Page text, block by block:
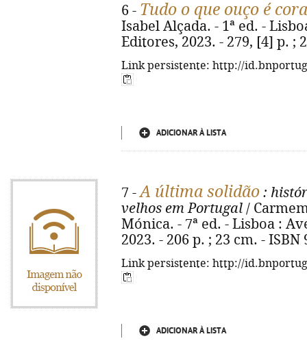
6 - Tudo o que ouço é
Isabel Alçada. - 1ª ed. -
Editores, 2023. - 279, [4] p. ;
Link persistente: http://
ADICIONAR À LISTA
7 -A última solidão :
velhos em Portugal /
Mónica. - 7ª ed. - Lisboa :
2023. - 206 p. ; 23 cm. - ISBN
Link persistente: http://
ADICIONAR À LISTA